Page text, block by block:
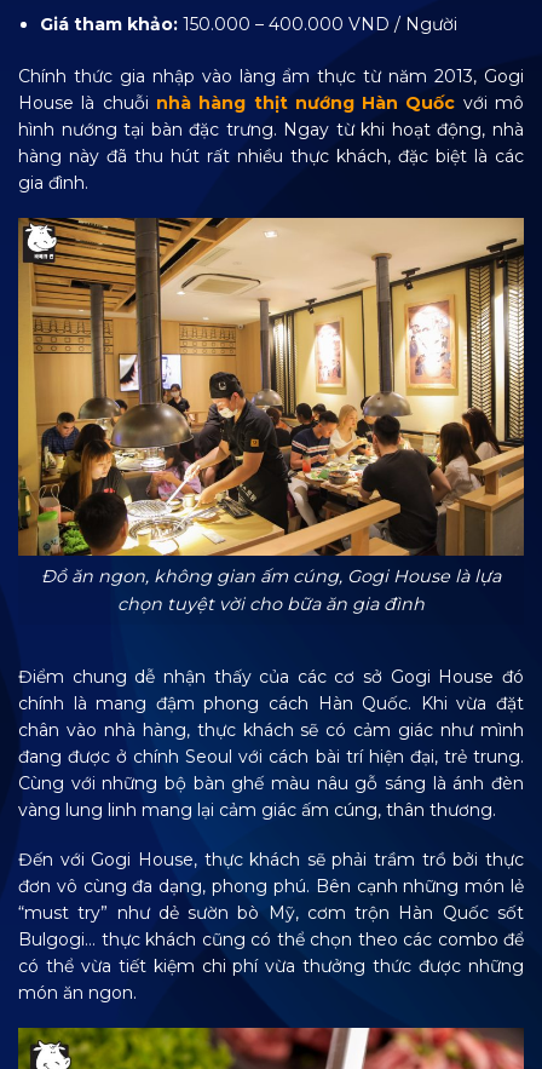
Giá tham khảo:150.000 – 400.000 VND / Người
Chính thức gia nhập vào làng ẩm thực từ năm 2013, Gogi
House là chuỗi nhà hàng thịt nướng Hàn Quốc với mô
hình nướng tại bàn đặc trưng. Ngay từ khi hoạt động, nhà
hàng này đã thu hút rất nhiều thực khách, đặc biệt là các
gia đình.
Đồ ăn ngon, không gian ấm cúng, Gogi House là lựa
chọn tuyệt vời cho bữa ăn gia đình
Điểm chung dễ nhận thấy của các cơ sở Gogi House đó
chính là mang đậm phong cách Hàn Quốc. Khi vừa đặt
chân vào nhà hàng, thực khách sẽ có cảm giác như mình
đang được ở chính Seoul với cách bài trí hiện đại, trẻ trung.
Cùng với những bộ bàn ghế màu nâu gỗ sáng là ánh đèn
vàng lung linh mang lại cảm giác ấm cúng, thân thương.
Đến với Gogi House, thực khách sẽ phải trầm trồ bởi thực
đơn vô cùng đa dạng, phong phú. Bên cạnh những món lẻ
“must try” như dẻ sườn bò Mỹ, cơm trộn Hàn Quốc sốt
Bulgogi… thực khách cũng có thể chọn theo các combo để
có thể vừa tiết kiệm chi phí vừa thưởng thức được những
món ăn ngon.